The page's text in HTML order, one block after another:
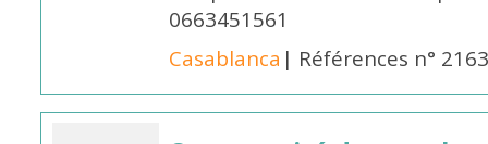
0663451561
Casablanca | Références n°